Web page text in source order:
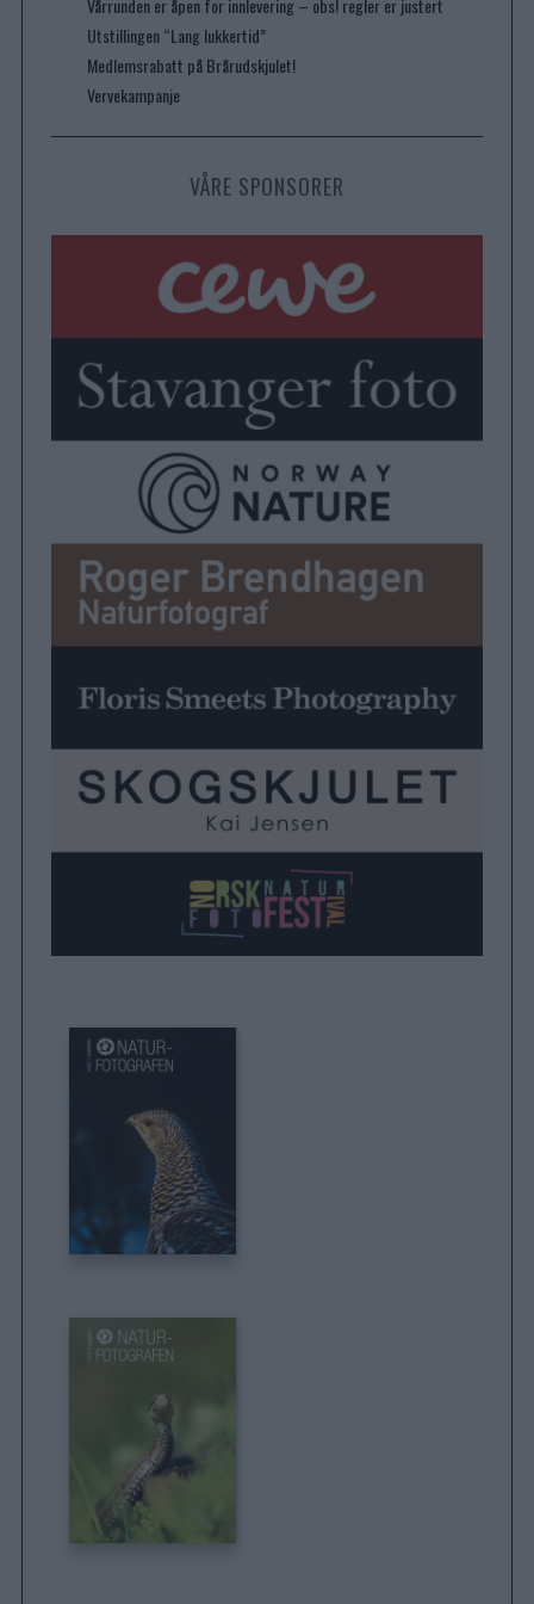
Vårrunden er åpen for innlevering – obs! regler er justert
Utstillingen “Lang lukkertid”
Medlemsrabatt på Brårudskjulet!
Vervekampanje
VÅRE SPONSORER